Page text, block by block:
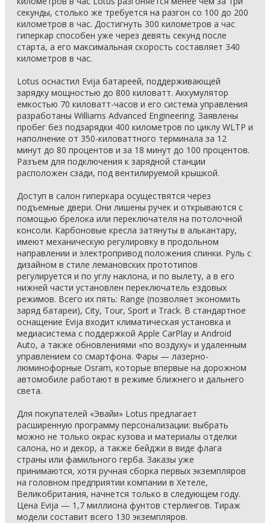
секунды, столько же требуется на разгон со 100 до 200
километров в час. Достигнуть 300 километров а час
гиперкар способен уже через девять секунд после
старта, а его максимальная скорость составляет 340
километров в час.
Lotus оснастил Evija батареей, поддерживающей
зарядку мощностью до 800 киловатт. Аккумулятор
емкостью 70 киловатт-часов и его система управления
разработаны Williams Advanced Engineering. Заявлены
пробег без подзарядки 400 километров по циклу WLTP и
наполнение от 350-киловаттного терминала за 12
минут до 80 процентов и за 18 минут до 100 процентов.
Разъем для подключения к зарядной станции
расположен сзади, под вентилируемой крышкой.
Доступ в салон гиперкара осуществятся через
подъемные двери. Они лишены ручек и открываются с
помощью брелока или переключателя на потолочной
консоли. Карбоновые кресла затянуты в алькантару,
имеют механическую регулировку в продольном
направлении и электропривод положения спинки. Руль с
дизайном в стиле лемановских прототипов
регулируется и по углу наклона, и по вылету, а в его
нижней части установлен переключатель ездовых
режимов. Всего их пять: Range (позволяет экономить
заряд батареи), City, Tour, Sport и Track. В стандартное
оснащение Evija входит климатическая установка и
медиасистема с поддержкой Apple CarPlay и Android
Auto, а также обновлениями «по воздуху» и удаленным
управлением со смартфона. Фары — лазерно-
люминофорные Osram, которые впервые на дорожном
автомобиле работают в режиме ближнего и дальнего
света.
Для покупателей «Эвайи» Lotus предлагает
расширенную программу персонализации: выбрать
можно не только окрас кузова и материалы отделки
салона, но и декор, а также бейджи в виде флага
страны или фамильного герба. Заказы уже
принимаются, хотя ручная сборка первых экземпляров
на головном предприятии компании в Хетеле,
Великобритания, начнется только в следующем году.
Цена Evija — 1,7 миллиона фунтов стерлингов. Тираж
модели составит всего 130 экземпляров.